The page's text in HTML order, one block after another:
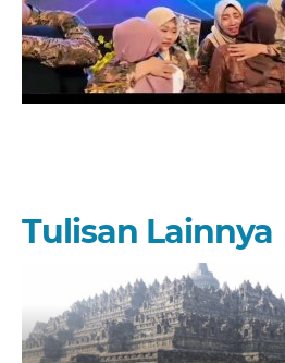
Tulisan Lainnya